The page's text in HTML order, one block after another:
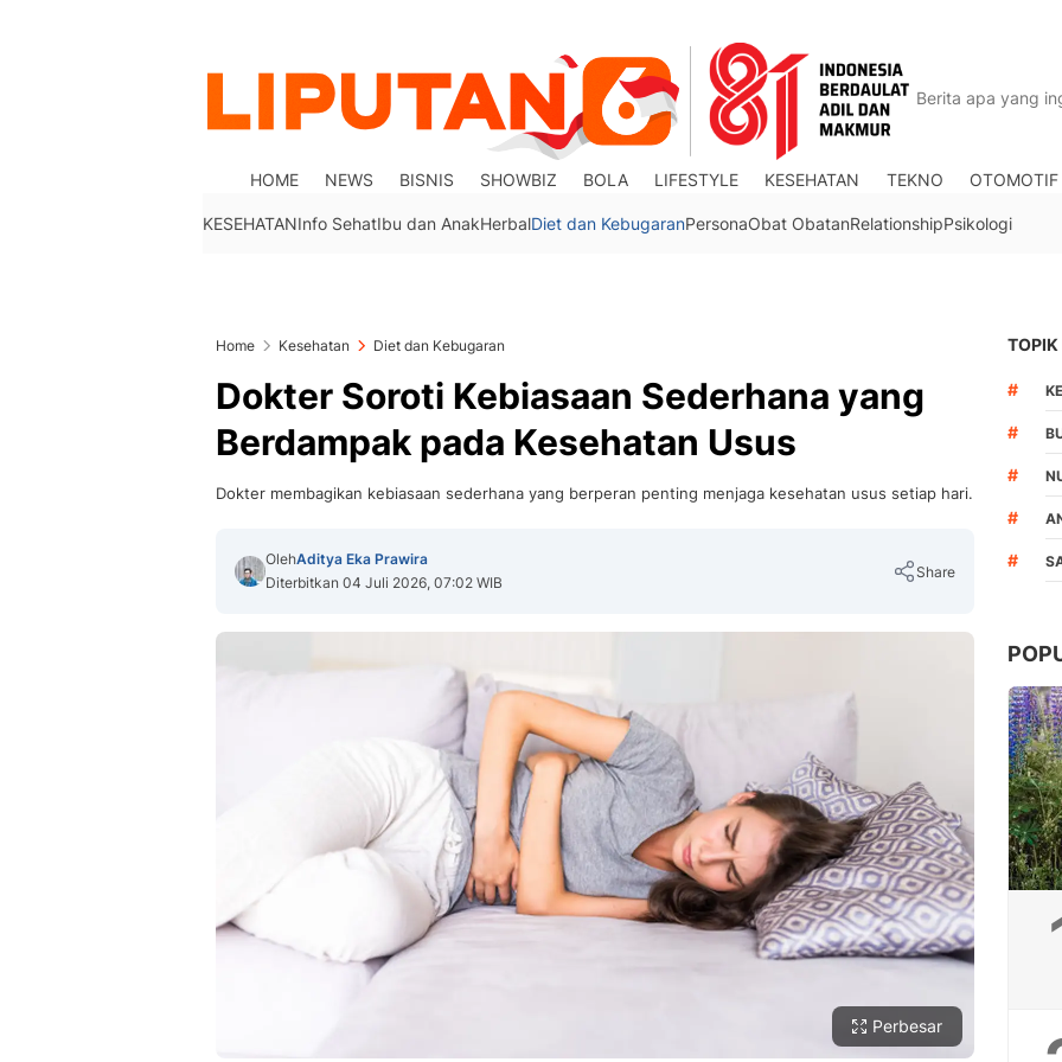
HOME NEWS BISNIS SHOWBIZ BOLA LIFESTYLE KESEHATAN TEKNO OTOMOTIF
KESEHATANInfo SehatIbu dan AnakHerbalDiet dan KebugaranPersonaObat ObatanRelationshipPsikologi
Home Kesehatan Diet dan Kebugaran
Dokter Soroti Kebiasaan Sederhana yang
Berdampak pada Kesehatan Usus
Dokter membagikan kebiasaan sederhana yang berperan penting menjaga kesehatan usus setiap hari.
OlehAditya Eka Prawira
Diterbitkan 04 Juli 2026, 07:02 WIB
Share
Perbesar
TOPIK
#
#
#
#
#